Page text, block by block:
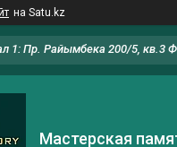
на Satu.kz
1: Пр. Райымбека 200/5, кв.3
Мастерская